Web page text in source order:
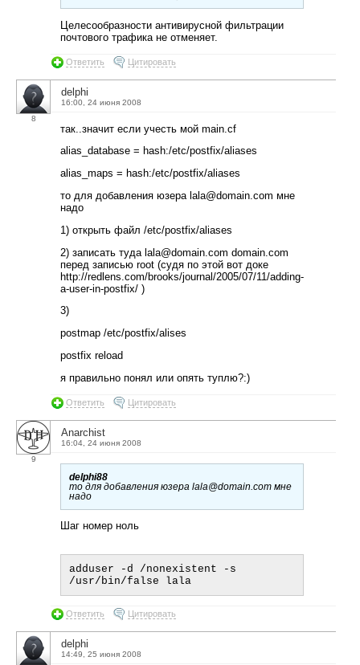
Целесообразности антивирусной фильтрации
почтового трафика не отменяет.
Ответить Цитировать
8
delphi
16:00, 24 июня 2008
так..значит если учесть мой main.cf
alias_database = hash:/etc/postfix/aliases
alias_maps = hash:/etc/postfix/aliases
то для добавления юзера lala@domain.com мне
надо
1) открыть файл /etc/postfix/aliases
2) записать туда lala@domain.com domain.com
перед записью root (судя по этой вот доке
http://redlens.com/brooks/journal/2005/07/11/adding-
a-user-in-postfix/ )
3)
postmap /etc/postfix/alises
postfix reload
я правильно понял или опять туплю?:)
Ответить Цитировать
9
Anarchist
16:04, 24 июня 2008
delphi88
то для добавления юзера lala@domain.com мне
надо
Шаг номер ноль
adduser -d /nonexistent -s
Ответить Цитировать
delphi
14:49, 25 июня 2008